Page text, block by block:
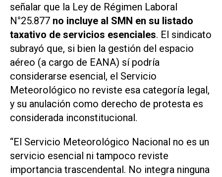
señalar que la Ley de Régimen Laboral
N°25.877 no incluye al SMN en su listado
taxativo de servicios esenciales. El sindicato
subrayó que, si bien la gestión del espacio
aéreo (a cargo de EANA) sí podría
considerarse esencial, el Servicio
Meteorológico no reviste esa categoría legal,
y su anulación como derecho de protesta es
considerada inconstitucional.
“El Servicio Meteorológico Nacional no es un
servicio esencial ni tampoco reviste
importancia trascendental. No integra ninguna